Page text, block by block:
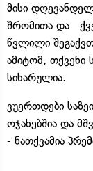
მისი
შრომითა და
წვლილი
ამიტომ, თქვენი
სიხარულია.
ვუერთდები
ოჯახებშია და
- ნათქვამია